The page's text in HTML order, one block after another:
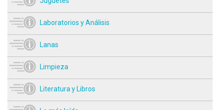
Laboratorios y Análisis
Lanas
Limpieza
Literatura y Libros